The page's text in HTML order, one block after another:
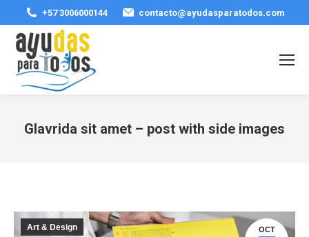
+57 3006000144 contacto@ayudasparatodos.com
Glavrida sit amet – post with side images
OCT
Art & Design